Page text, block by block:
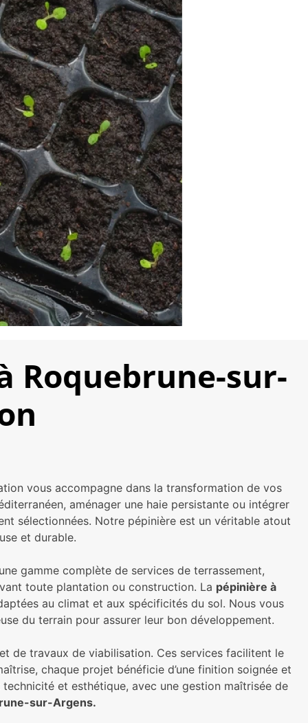
Roquebrune-sur-
vous accompagne dans la transformation de vos
aménager une haie persistante ou intégrer
sélectionnées. Notre pépinière est un véritable atout
et durable.
gamme complète de services de terrassement,
toute plantation ou construction. La pépinière à
au climat et aux spécificités du sol. Nous vous
du terrain pour assurer leur bon développement.
de travaux de viabilisation. Ces services facilitent le
chaque projet bénéficie d’une finition soignée et
et esthétique, avec une gestion maîtrisée de
sur-Argens.